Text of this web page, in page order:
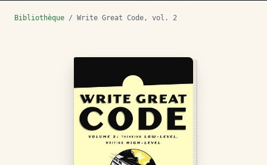
Bibliothèque / Write Great Code, vol. 2